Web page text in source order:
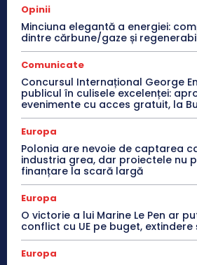
Opinii
Minciuna elegantă a energiei:
dintre cărbune/gaze și
Comunicate
Concursul Internațional George
publicul în culisele excelenței:
evenimente cu acces gratuit, la
Europa
Polonia are nevoie de captarea
industria grea, dar proiectele nu
finanțare la scară largă
Europa
O victorie a lui Marine Le Pen ar
conflict cu UE pe buget, extindere
Europa